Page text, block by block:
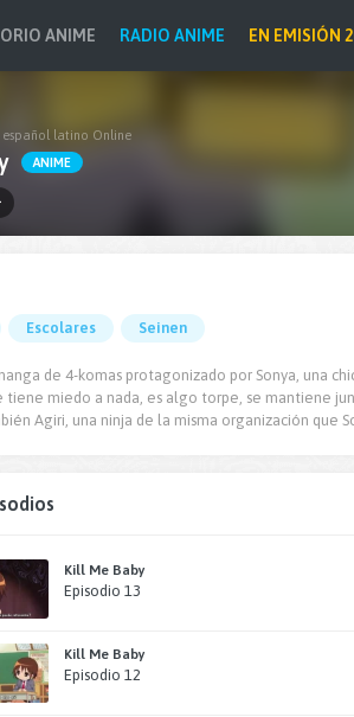
ANIME RADIO ANIME EN EMISIÓN
español latino Online
ANIME
Escolares Seinen
de 4-komas protagonizado por Sonya, una
tiene miedo a nada, es algo torpe, se mantiene
Agiri, una ninja de la misma organización que
Kill Me Baby
Episodio 13
Kill Me Baby
Episodio 12